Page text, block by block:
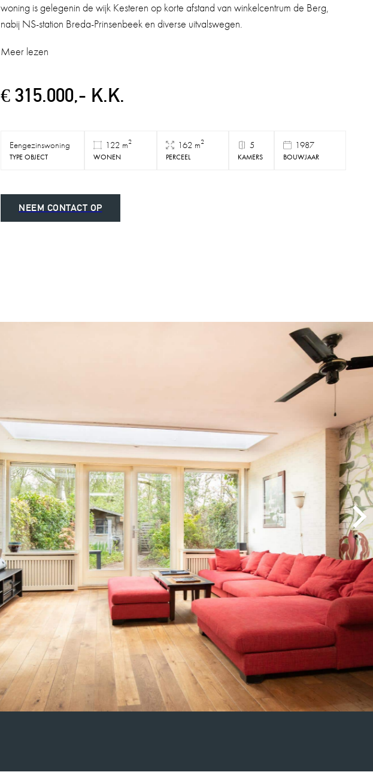
woning is gelegenin de wijk Kesteren op korte afstand van winkelcentrum de Berg,
nabij NS-station Breda-Prinsenbeek en diverse uitvalswegen.
Meer lezen
€ 315.000,- K.K.
Eengezinswoning
TYPE OBJECT
122 m2
WONEN
162 m2
PERCEEL
5
KAMERS
1987
BOUWJAAR
NEEM CONTACT OP
9
Wij zouden Charles Nagelkerke zeker aanbevelen als makelaar. Hij
geeft goede adviezen, is zeer punctueel en betrouwbaar.
2025-08-26
9
MEVROUW E. HENDRIKS
De contacten met Charles liepen zeer goed. Hij voldeed boven
verwachting en alles verliep vlekkeloos. Wij waren zeer tevreden over
de gehele samenwerking en zouden Charles als makelaar zeker
aanbevelen!!
2025-11-02